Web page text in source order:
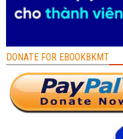
DONATE FOR EBOOKBKMT